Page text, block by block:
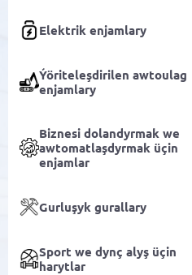
Elektrik enjamlary
Ýöriteleşdirilen awtoulag
enjamlary
Biznesi dolandyrmak we
awtomatlaşdyrmak üçin
enjamlar
Gurluşyk gurallary
Sport we dynç alyş üçin
harytlar